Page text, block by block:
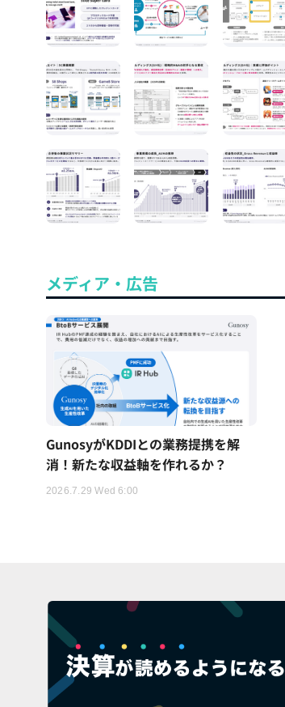
メディア・広告
GunosyがKDDIとの業務提携を解
消！新たな収益軸を作れるか？
2026.7.29 Wed 6:00